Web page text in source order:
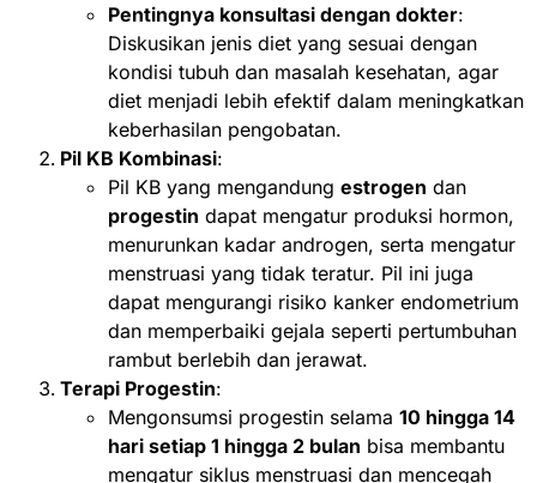
Pentingnya konsultasi dengan dokter:
Diskusikan jenis diet yang sesuai dengan
kondisi tubuh dan masalah kesehatan, agar
diet menjadi lebih efektif dalam meningkatkan
keberhasilan pengobatan.
Pil KB Kombinasi:
Pil KB yang mengandung estrogen dan
progestin dapat mengatur produksi hormon,
menurunkan kadar androgen, serta mengatur
menstruasi yang tidak teratur. Pil ini juga
dapat mengurangi risiko kanker endometrium
dan memperbaiki gejala seperti pertumbuhan
rambut berlebih dan jerawat.
Terapi Progestin:
Mengonsumsi progestin selama 10 hingga 14
hari setiap 1 hingga 2 bulan bisa membantu
mengatur siklus menstruasi dan mencegah